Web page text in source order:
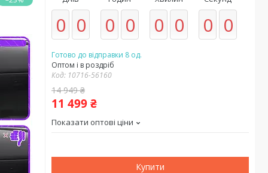
0 0 0 0 0 0 0 0
Готово до відправки 8 од.
Оптом і в роздріб
Код: 10716-56160
14 949 ₴
11 499 ₴
Показати оптові ціни
Купити